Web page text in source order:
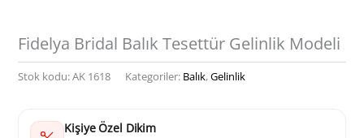
Fidelya Bridal Balık Tesettür Gelinlik Modeli
Stok kodu:AK 1618 Kategoriler: Balık,Gelinlik
Kişiye Özel Dikim